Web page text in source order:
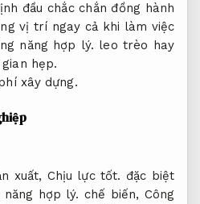
đầu chắc chắn đồng hành
vị trí ngay cả khi làm việc
năng hợp lý. leo trèo hay
hẹp.
xây dựng.
xuất, Chịu lực tốt. đặc biệt
năng hợp lý. chế biến, Công